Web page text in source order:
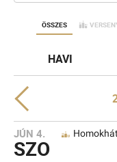
ÖSSZES
HAVI
JÚN 4.
SZO